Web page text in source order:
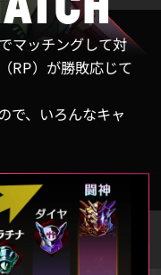
マッチングして対
RP）が勝敗応じて
で、いろんなキャ